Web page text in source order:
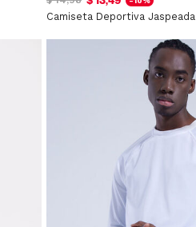
Camiseta Deportiva Jaspeada